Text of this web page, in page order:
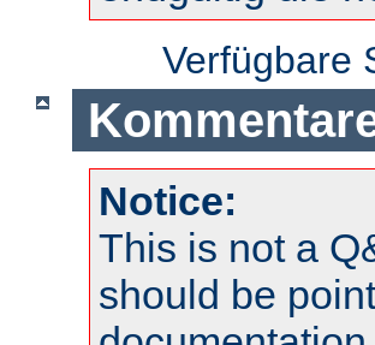
Verfügbare
Notice:
This is not a
should be